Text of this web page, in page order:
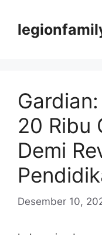
20 Ribu
Demi
Desember 10,